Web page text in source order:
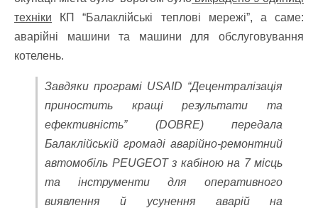
техніки КП “Балаклійські теплові мережі”, а саме:
аварійні машини та машини для обслуговування
котелень.
Завдяки програмі USAID “Децентралізація
приностить кращі результати та
ефективність” (DOBRE) передала
Балаклійській громаді аварійно-ремонтний
автомобіль PEUGEOT з кабіною на 7 місць
та інструменти для оперативного
виявлення й усунення аварій на